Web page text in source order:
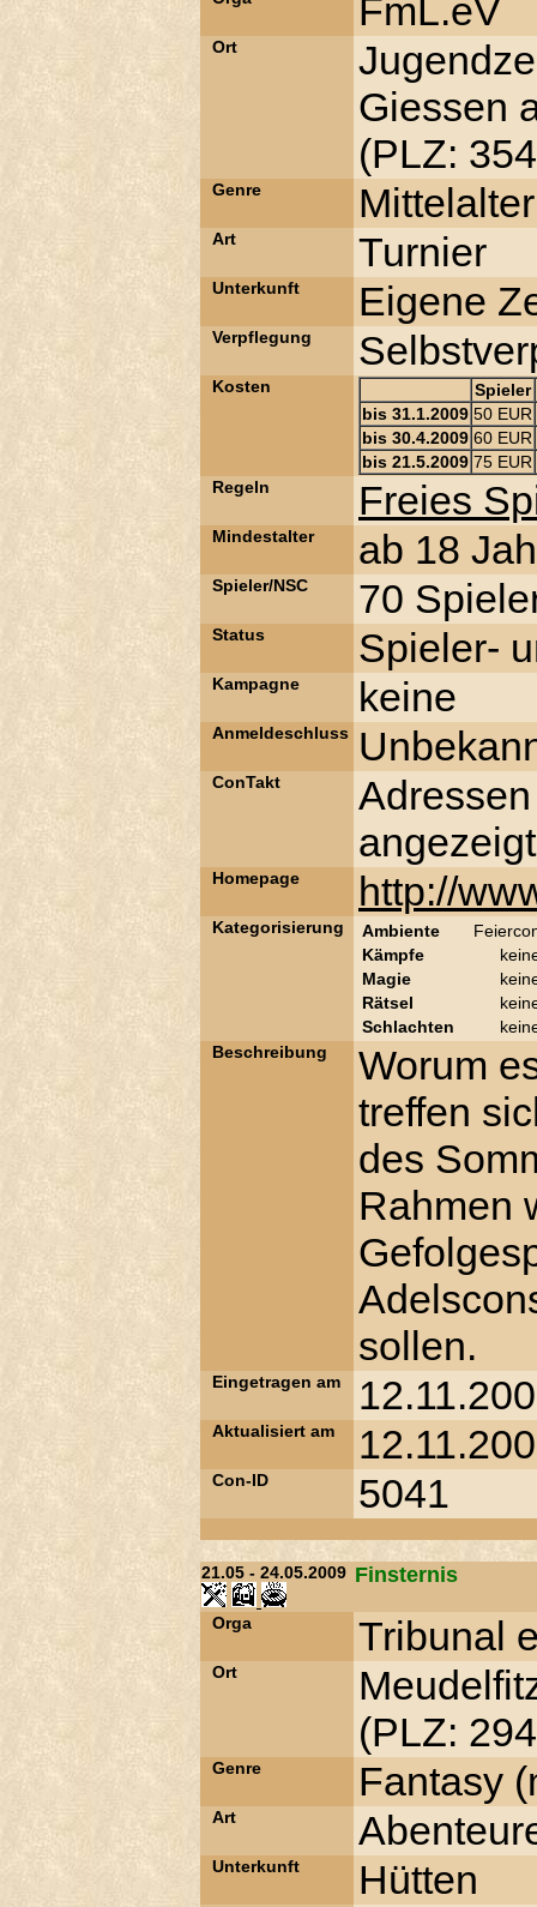
FmL.eV
Ort
Giessen
(PLZ:
Genre Mittelalter
Art Turnier
Unterkunft Eigene
Verpflegung
Kosten
Spieler
bis 31.1.2009 50 EUR
bis 30.4.2009 60 EUR
bis 21.5.2009 75 EUR
Regeln
Freies
Mindestalter ab 18
Spieler/NSC 70
Status Spieler-
Kampagne keine
Anmeldeschluss
ConTakt
angezeigt
Homepage http://
Kategorisierung Ambiente
Kämpfe
Magie
Rätsel
Schlachten
Beschreibung
Worum
treffen
des
Rahmen
sollen.
Eingetragen am
Aktualisiert am
Con-ID 5041
21.05 - 24.05.2009 Finsternis
Orga Tribunal
Ort
(PLZ:
Genre Fantasy
Art
Unterkunft Hütten